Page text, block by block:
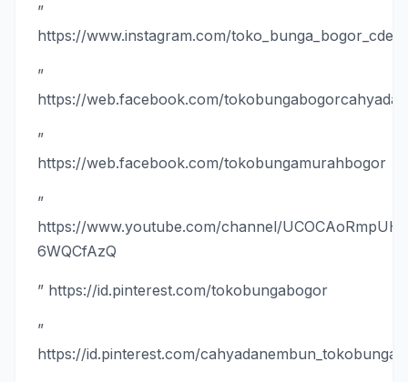
”
https://www.instagram.com/toko_bunga_bogor_cdef
”
https://web.facebook.com/
”
https://web.facebook.com/tokobungamurahbogor
”
https://www.youtube.com/channel/
6WQCfAzQ
” https://id.pinterest.com/tokobungabogor
”
https://id.pinterest.com/